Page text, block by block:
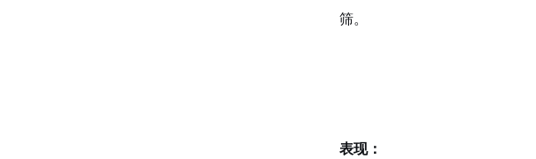
筛。
表现：